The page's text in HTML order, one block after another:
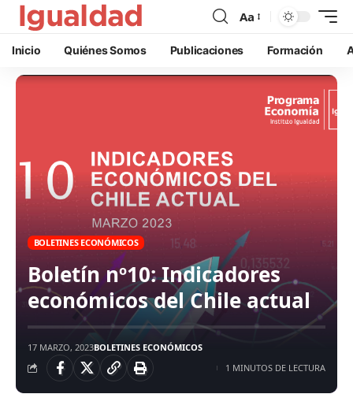
Aa
Inicio Quiénes Somos Publicaciones Formación
BOLETINES ECONÓMICOS
Boletín nº10: Indicadores
económicos del Chile actual
17 MARZO, 2023BOLETINES ECONÓMICOS
1 MINUTOS DE LECTURA